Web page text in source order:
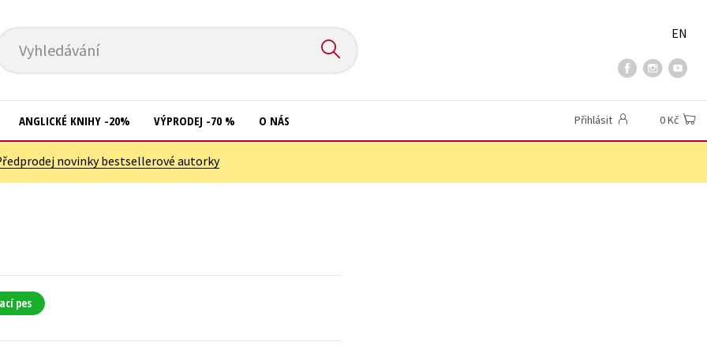
Vyhledávání
EN
ANGLICKÉ KNIHY -20% VÝPRODEJ -70 % O NÁS Přihlásit 0 Kč
novinky bestsellerové autorky
pes